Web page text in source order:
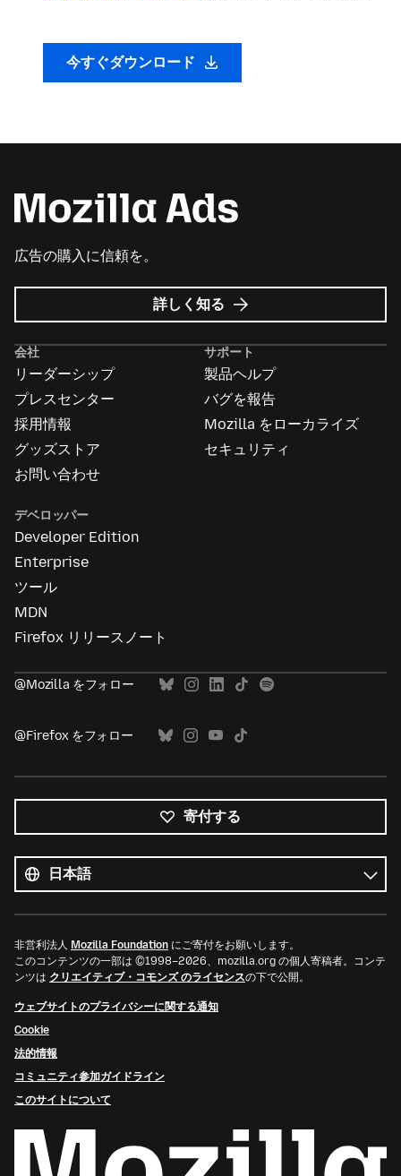
今すぐダウンロード
広告の購入に信頼を。
Mozilla
広
詳しく知る
会社
リーダーシップ
プレスセンター
採用情報
グッズストア
お問い合わせ
サポート
製品ヘルプ
バグを報告
Mozilla をローカライズ
セキュリティ
デベロッパー
Developer Edition
Enterprise
ツール
MDN
Firefox リリースノート
@Mozilla をフォロー
@Firefox をフォロー
寄付する
べ
て
の
言
言
語
非営利法人 Mozilla Foundation にご寄付をお願いします。
このコンテンツの一部は ©1998–2026、mozilla.org の個人寄稿者。コンテ
ンツは クリエイティブ・コモンズ のライセンスの下で公開。
ウェブサイトのプライバシーに関する通知
Cookie
法的情報
コミュニティ参加ガイドライン
このサイトについて